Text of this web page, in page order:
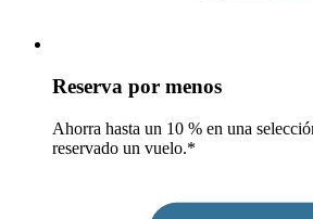
Reserva por menos
Ahorra hasta un 10 % en una
reservado un vuelo.*